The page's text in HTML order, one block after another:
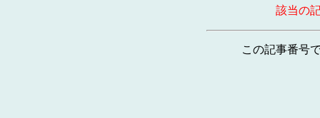
該当の
この記事番号